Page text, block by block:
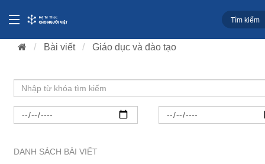
Bài viết Giáo dục và đào tạo
DANH SÁCH BÀI VIẾT